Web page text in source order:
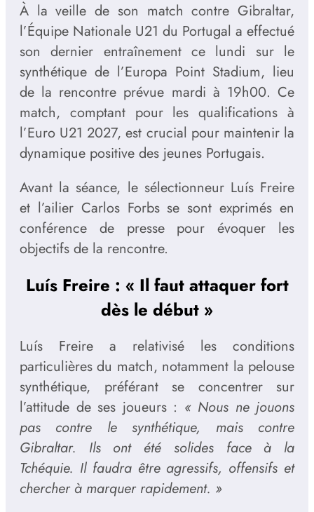
À la veille de son match contre Gibraltar,
l’Équipe Nationale U21 du Portugal a effectué
son dernier entraînement ce lundi sur le
synthétique de l’Europa Point Stadium, lieu
de la rencontre prévue mardi à 19h00. Ce
match, comptant pour les qualifications à
l’Euro U21 2027, est crucial pour maintenir la
dynamique positive des jeunes Portugais.
Avant la séance, le sélectionneur Luís Freire
et l’ailier Carlos Forbs se sont exprimés en
conférence de presse pour évoquer les
objectifs de la rencontre.
Luís Freire : « Il faut attaquer fort
dès le début »
Luís Freire a relativisé les conditions
particulières du match, notamment la pelouse
synthétique, préférant se concentrer sur
l’attitude de ses joueurs : « Nous ne jouons
pas contre le synthétique, mais contre
Gibraltar. Ils ont été solides face à la
Tchéquie. Il faudra être agressifs, offensifs et
chercher à marquer rapidement. »